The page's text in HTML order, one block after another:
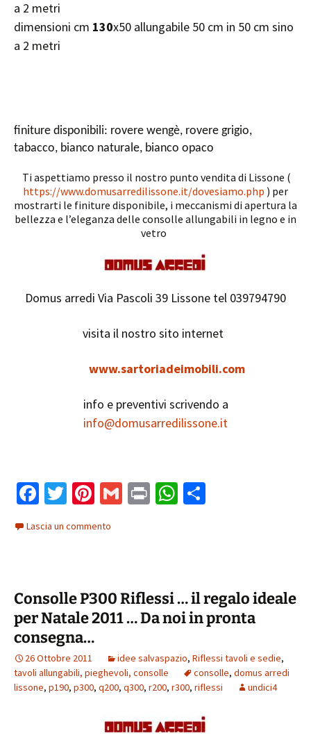
a 2 metri
dimensioni cm 130x50 allungabile 50 cm in 50 cm sino
a 2 metri
finiture disponibili: rovere wengè, rovere grigio,
tabacco, bianco naturale, bianco opaco
Ti aspettiamo presso il nostro punto vendita di Lissone (
https://www.domusarredilissone.it/dovesiamo.php ) per
mostrarti le finiture disponibile, i meccanismi di apertura la
bellezza e l’eleganza delle consolle allungabili in legno e in
vetro
Domus arredi Via Pascoli 39 Lissone tel 039794790
visita il nostro sito internet
www.sartoriadeimobili.com
info e preventivi scrivendo a
info@domusarredilissone.it
Fa
ce
b
k
T
tt
Pi
er
G
Pr W
p
di
Lascia un commento
Consolle P300 Riflessi … il regalo ideale
per Natale 2011 … Da noi in pronta
consegna…
26 Ottobre 2011 idee salvaspazio, Riflessi tavoli e sedie,
tavoli allungabili, pieghevoli, consolle
consolle, domus arredi
lissone, p190, p300, q200, q300, r200, r300, riflessi undici4